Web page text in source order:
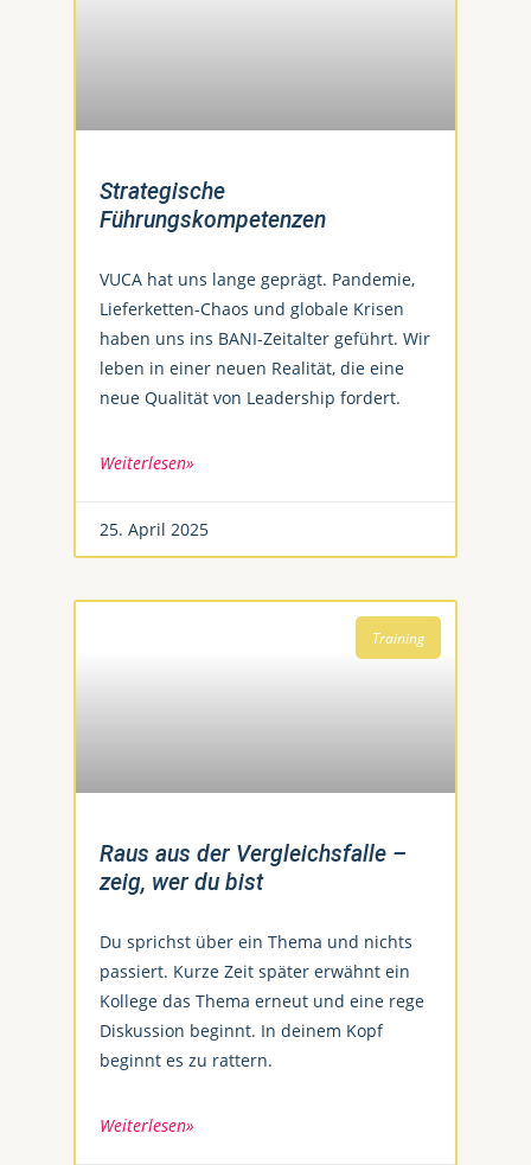
Strategische
Führungskompetenzen
VUCA hat uns lange geprägt. Pandemie,
Lieferketten-Chaos und globale Krisen
haben uns ins BANI-Zeitalter geführt. Wir
leben in einer neuen Realität, die eine
neue Qualität von Leadership fordert.
Weiterlesen»
25. April 2025
Training
Raus aus der Vergleichsfalle –
zeig, wer du bist
Du sprichst über ein Thema und nichts
passiert. Kurze Zeit später erwähnt ein
Kollege das Thema erneut und eine rege
Diskussion beginnt. In deinem Kopf
beginnt es zu rattern.
Weiterlesen»